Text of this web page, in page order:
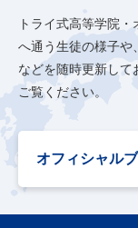
トライ式高等学院
へ通う生徒の様子や、
などを随時更新して
ご覧ください。
オフィシャル